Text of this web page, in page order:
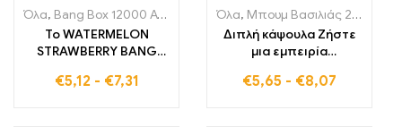
Όλα, Bang Box 12000 Αναπλήρωση ,Μονής χρήσης ηλεκτρονικά
Το WATERMELON
STRAWBERRY BANG
Ηλεκτρονικό τσιγάρο
€5,12 - €7,31
Όλα, Μπουμ Βασιλιάς 25000 Αναπνοές
Διπλή κάψουλα Ζήστε
μια εμπειρία
King DelphiTreh 25000
€5,65 - €8,07